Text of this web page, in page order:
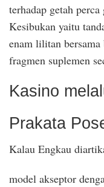
terhadap getah
Kesibukan yaitu
enam lilitan
fragmen suplemen
Kasino
Prakata
Kalau Engkau
model akseptor